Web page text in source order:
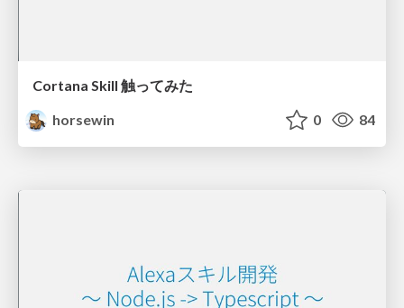
Cortana Skill 触ってみた
horsewin
0 84